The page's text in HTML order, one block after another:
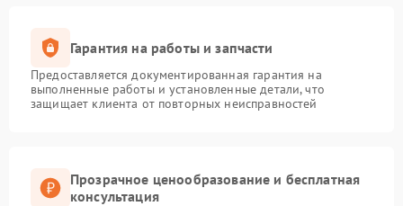
Гарантия на работы и запчасти
Предоставляется документированная гарантия на
выполненные работы и установленные детали, что
защищает клиента от повторных неисправностей
Прозрачное ценообразование и бесплатная
консультация